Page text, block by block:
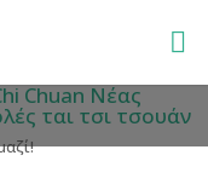
και τσι κόνγκ